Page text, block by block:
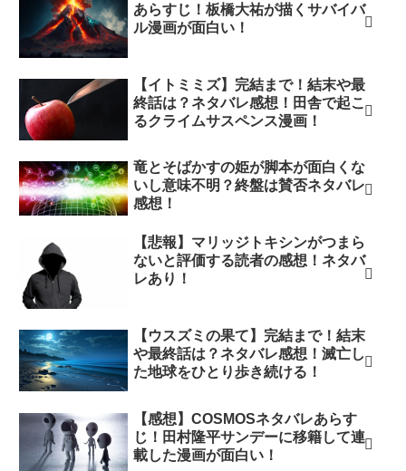
あらすじ！板橋大祐が描くサバイバ
ル漫画が面白い！
【イトミミズ】完結まで！結末や最
終話は？ネタバレ感想！田舎で起こ
るクライムサスペンス漫画！
竜とそばかすの姫が脚本が面白くな
いし意味不明？終盤は賛否ネタバレ
感想！
【悲報】マリッジトキシンがつまら
ないと評価する読者の感想！ネタバ
レあり！
【ウスズミの果て】完結まで！結末
や最終話は？ネタバレ感想！滅亡し
た地球をひとり歩き続ける！
【感想】COSMOSネタバレあらす
じ！田村隆平サンデーに移籍して連
載した漫画が面白い！